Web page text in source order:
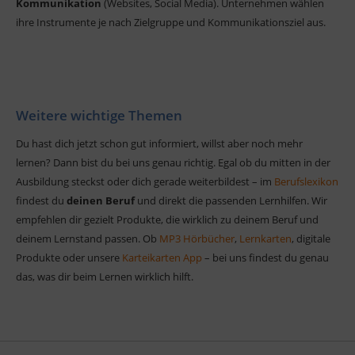
Kommunikation (Websites, Social Media). Unternehmen wählen
ihre Instrumente je nach Zielgruppe und Kommunikationsziel aus.
Weitere wichtige Themen
Du hast dich jetzt schon gut informiert, willst aber noch mehr
lernen? Dann bist du bei uns genau richtig. Egal ob du mitten in der
Ausbildung steckst oder dich gerade weiterbildest – im Berufslexikon
findest du deinen Berufund direkt die passenden Lernhilfen. Wir
empfehlen dir gezielt Produkte, die wirklich zu deinem Beruf und
deinem Lernstand passen. Ob MP3 Hörbücher, Lernkarten, digitale
Produkte oder unsere Karteikarten App – bei uns findest du genau
das, was dir beim Lernen wirklich hilft.